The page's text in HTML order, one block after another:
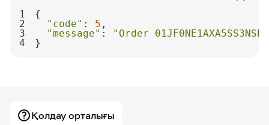
1
2
"code" : 5
3
"message" :
"Order
4
}
Қолдау орталығы